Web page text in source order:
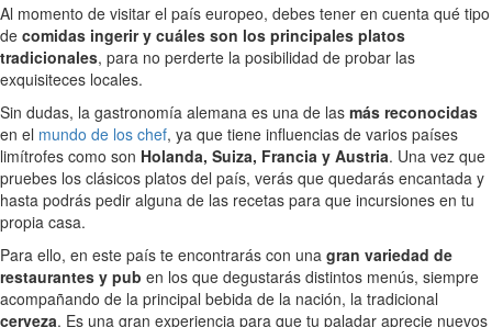
Al momento de visitar el país europeo, debes tener en cuenta qué tipo
de comidas ingerir y cuáles son los principales platos
tradicionales, para no perderte la posibilidad de probar las
exquisiteces locales.
Sin dudas, la gastronomía alemana es una de las más reconocidas
en el mundo de los chef, ya que tiene influencias de varios países
limítrofes como son Holanda, Suiza, Francia y Austria. Una vez que
pruebes los clásicos platos del país, verás que quedarás encantada y
hasta podrás pedir alguna de las recetas para que incursiones en tu
propia casa.
Para ello, en este país te encontrarás con una gran variedad de
restaurantes y pub en los que degustarás distintos menús, siempre
acompañando de la principal bebida de la nación, la tradicional
cerveza. Es una gran experiencia para que tu paladar aprecie nuevos